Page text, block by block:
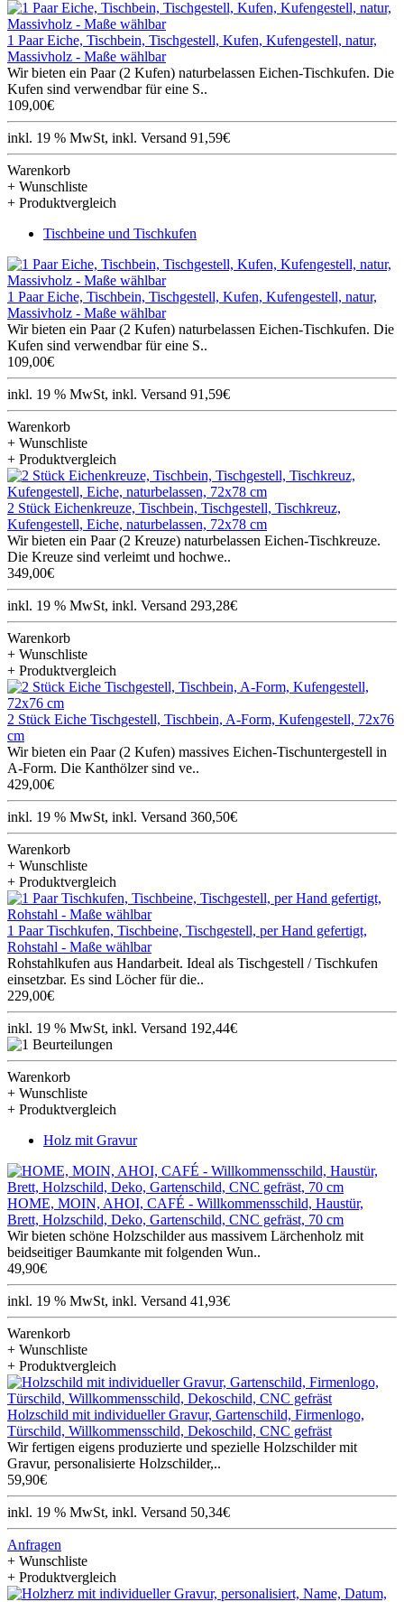
1 Paar Eiche, Tischbein, Tischgestell, Kufen, Kufengestell, natur,
Massivholz - Maße wählbar
Wir bieten ein Paar (2 Kufen) naturbelassen Eichen-Tischkufen. Die
Kufen sind verwendbar für eine S..
109,00€
inkl. 19 % MwSt, inkl. Versand 91,59€
Warenkorb
+ Wunschliste
+ Produktvergleich
Tischbeine und Tischkufen
1 Paar Eiche, Tischbein, Tischgestell, Kufen, Kufengestell, natur,
Massivholz - Maße wählbar
Wir bieten ein Paar (2 Kufen) naturbelassen Eichen-Tischkufen. Die
Kufen sind verwendbar für eine S..
109,00€
inkl. 19 % MwSt, inkl. Versand 91,59€
Warenkorb
+ Wunschliste
+ Produktvergleich
2 Stück Eichenkreuze, Tischbein, Tischgestell, Tischkreuz,
Kufengestell, Eiche, naturbelassen, 72x78 cm
Wir bieten ein Paar (2 Kreuze) naturbelassen Eichen-Tischkreuze.
Die Kreuze sind verleimt und hochwe..
349,00€
inkl. 19 % MwSt, inkl. Versand 293,28€
Warenkorb
+ Wunschliste
+ Produktvergleich
2 Stück Eiche Tischgestell, Tischbein, A-Form, Kufengestell, 72x76
cm
Wir bieten ein Paar (2 Kufen) massives Eichen-Tischuntergestell in
A-Form. Die Kanthölzer sind ve..
429,00€
inkl. 19 % MwSt, inkl. Versand 360,50€
Warenkorb
+ Wunschliste
+ Produktvergleich
1 Paar Tischkufen, Tischbeine, Tischgestell, per Hand gefertigt,
Rohstahl - Maße wählbar
Rohstahlkufen aus Handarbeit. Ideal als Tischgestell / Tischkufen
einsetzbar. Es sind Löcher für die..
229,00€
inkl. 19 % MwSt, inkl. Versand 192,44€
Warenkorb
+ Wunschliste
+ Produktvergleich
Holz mit Gravur
HOME, MOIN, AHOI, CAFÉ - Willkommensschild, Haustür,
Brett, Holzschild, Deko, Gartenschild, CNC gefräst, 70 cm
Wir bieten schöne Holzschilder aus massivem Lärchenholz mit
beidseitiger Baumkante mit folgenden Wun..
49,90€
inkl. 19 % MwSt, inkl. Versand 41,93€
Warenkorb
+ Wunschliste
+ Produktvergleich
Holzschild mit individueller Gravur, Gartenschild, Firmenlogo,
Türschild, Willkommensschild, Dekoschild, CNC gefräst
Wir fertigen eigens produzierte und spezielle Holzschilder mit
Gravur, personalisierte Holzschilder,..
59,90€
inkl. 19 % MwSt, inkl. Versand 50,34€
Anfragen
+ Wunschliste
+ Produktvergleich